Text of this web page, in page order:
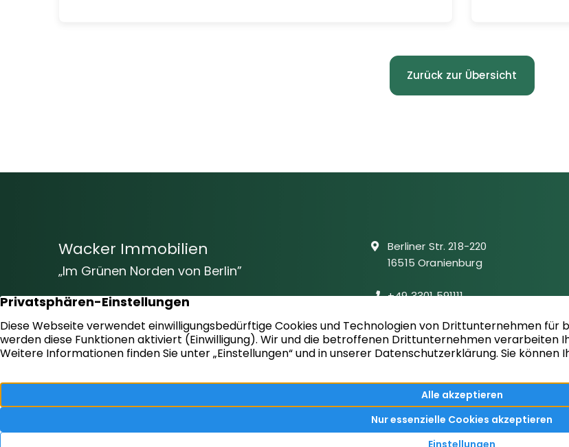
Zurück zur Übersicht
Wacker Immobilien
„Im Grünen Norden von Berlin”
Vom Baugrundstück bis hin zur
und helfen Ihnen bei der erfolgreichen
Umsetzung und Verwirklichung Ihrer Ziele!
Berliner Str. 218-220
16515 Oranienburg
+49 3301 591111
Folgen Sie uns auf facebook